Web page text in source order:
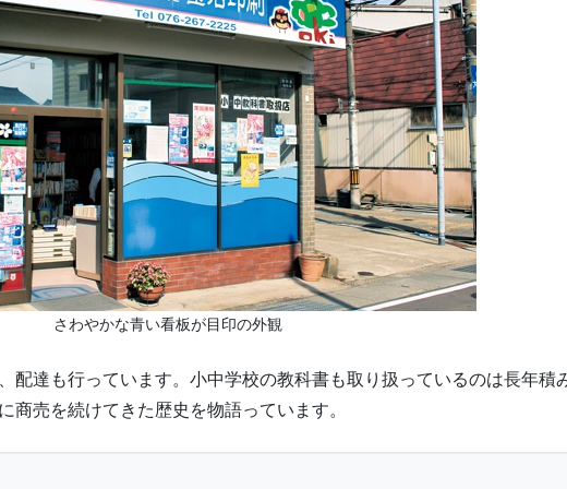
さわやかな青い看板が目印の外観
配達も行っています。小中学校の教科書も取り扱っているのは長年積
商売を続けてきた歴史を物語っています。